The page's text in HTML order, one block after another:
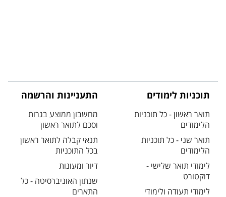
תוכניות לימודים
תואר ראשון - כל תוכניות
הלימודים
תואר שני - כל תוכניות
הלימודים
לימודי תואר שלישי -
דוקטורט
לימודי תעודה ולימודי
התעניינות והרשמה
מחשבון ממוצע בגרות
וסכם לתואר ראשון
תנאי קבלה לתואר ראשון
בכל התוכניות
דיור ומעונות
שנתון האוניברסיטה - כל
התארים